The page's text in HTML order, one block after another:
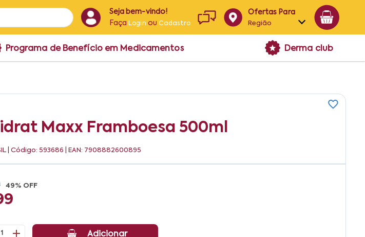
Seja bem-vindo!
Faça Login ouCadastro
Ofertas Para
Região
Alagoas
Programa de Benefício em Medicamentos Derma club
Maxx Framboesa 500ml
| Código: 593686 | EAN: 7908882600895
49% OFF
1 Adicionar